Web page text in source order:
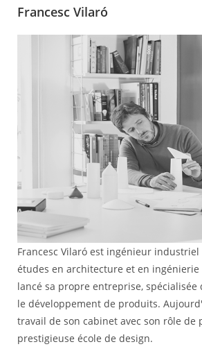
Francesc Vilaró
Francesc Vilaró est ingénieur
études en architecture et en ingénierie
lancé sa propre entreprise,
le développement de produits.
travail de son cabinet avec son rôle de
prestigieuse école de design.